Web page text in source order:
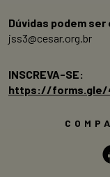
Dúvidas podem
jss3@cesar.org.br
INSCREVA-SE:
https://forms.gle/